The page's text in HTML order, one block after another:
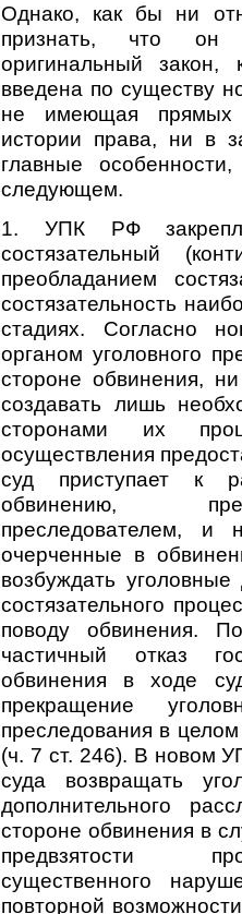
Однако, как бы ни
признать, что он
оригинальный
введена по существу
не имеющая прямых
истории права, ни в
главные
следующем.
1. УПК РФ
состязательный
преобладанием
состязательность
стадиях. Согласно
органом уголовного
стороне обвинения,
создавать лишь
сторонами их
осуществления
суд приступает к
обвинению,
преследователем, и
очерченные в
возбуждать
состязательного
поводу обвинения.
частичный отказ
обвинения в ходе
прекращение
преследования в
(ч. 7 ст. 246). В новом
суда возвращать
дополнительного
стороне обвинения в
предвзятости
существенного
повторной